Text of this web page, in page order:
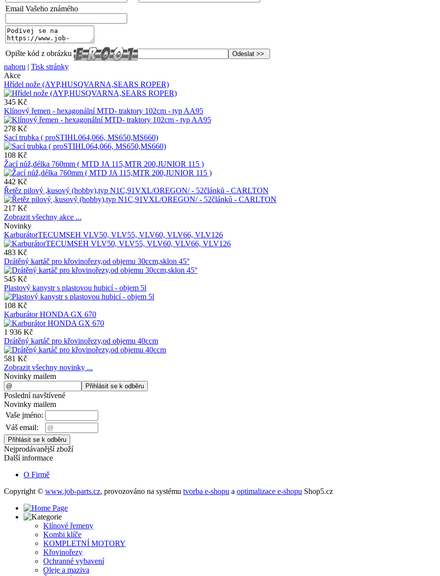
Email Vašeho známého
Opište kód z obrázku
nahoru | Tisk stránky
Akce
Hřídel nože (AYP,HUSQVARNA,SEARS ROPER)
345 Kč
Klínový řemen - hexagonální MTD- traktory 102cm - typ AA95
278 Kč
Sací trubka ( proSTIHL064,066, MS650,MS660)
108 Kč
Žací nůž,délka 760mm ( MTD JA 115,MTR 200,JUNIOR 115 )
442 Kč
Řetěz pilový ,kusový (hobby),typ N1C,91VXL/OREGON/ - 52článků - CARLTON
217 Kč
Zobrazit všechny akce ...
Novinky
KarburátorTECUMSEH VLV50, VLV55, VLV60, VLV66, VLV126
483 Kč
Drátěný kartáč pro křovinořezy,od objemu 30ccm,sklon 45°
545 Kč
Plastový kanystr s plastovou hubicí - objem 5l
108 Kč
Karburátor HONDA GX 670
1 936 Kč
Drátěný kartáč pro křovinořezy,od objemu 40ccm
581 Kč
Zobrazit všechny novinky ...
Novinky mailem
Poslední navštívené
Novinky mailem
Vaše jméno:
Váš email:
Nejprodávanější zboží
Další informace
O Firmě
Copyright © www.job-parts.cz, provozováno na systému tvorba e-shopu a optimalizace e-shopu Shop5.cz
Klínové řemeny
Kombi klíče
KOMPLETNÍ MOTORY
Křovinořezy
Ochranné vybavení
Oleje a maziva